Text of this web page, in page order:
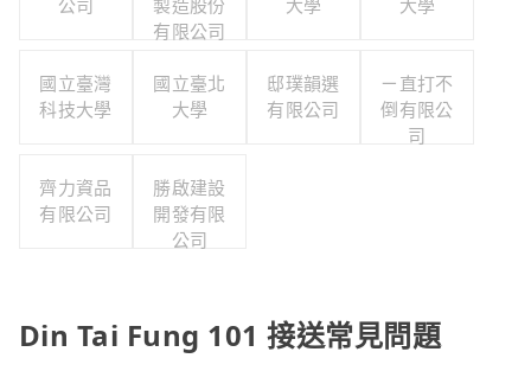
公司
製造股份
有限公司
大學 大學
國立臺灣
科技大學
國立臺北
大學
邸璞韻選
有限公司
ㄧ直打不
倒有限公
司
齊力資品
有限公司
勝啟建設
開發有限
公司
Din Tai Fung 101 接送常見問題